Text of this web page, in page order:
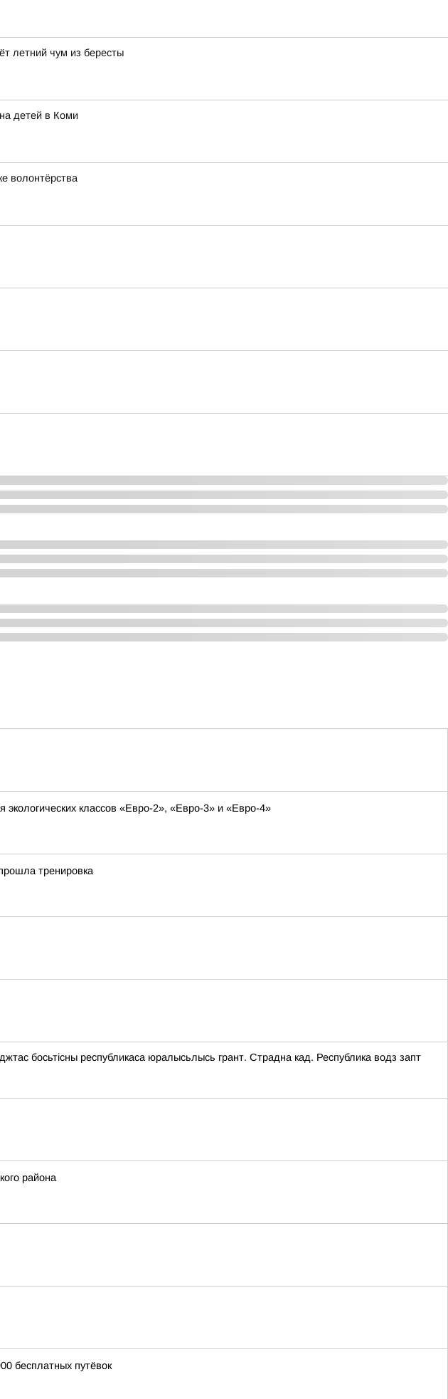
летний чум из бересты
детей в Коми
волонтёрства
классов «Евро-2», «Евро-3» и «Евро-4»
тренировка
босьтiсны республикаса юралысьлысь грант. Страдна кад. Республика водз запт
района
бесплатных путёвок